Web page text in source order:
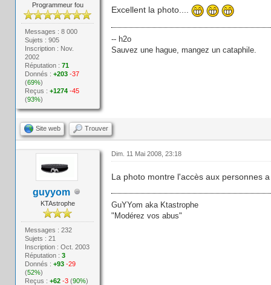
Programmeur fou
Messages : 8 000
Sujets : 905
Inscription : Nov.
2002
Réputation :71
Donnés :+203 -37
(69%)
Reçus :+1274 -45
(93%)
Excellent la photo....
-- h2o
Sauvez une hague, mangez un cataphile.
Site web Trouver
guyyom
KTAstrophe
Messages : 232
Sujets : 21
Inscription : Oct. 2003
Réputation :3
Donnés :+93 -29
(52%)
Reçus :+62 -3 (90%)
Dim. 11 Mai 2008, 23:18
La photo montre l'accès aux personnes
GuYYom aka Ktastrophe
"Modérez vos abus"